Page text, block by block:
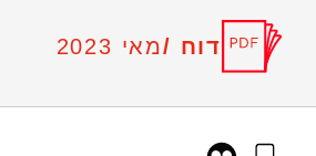
דוח /מאי 2023